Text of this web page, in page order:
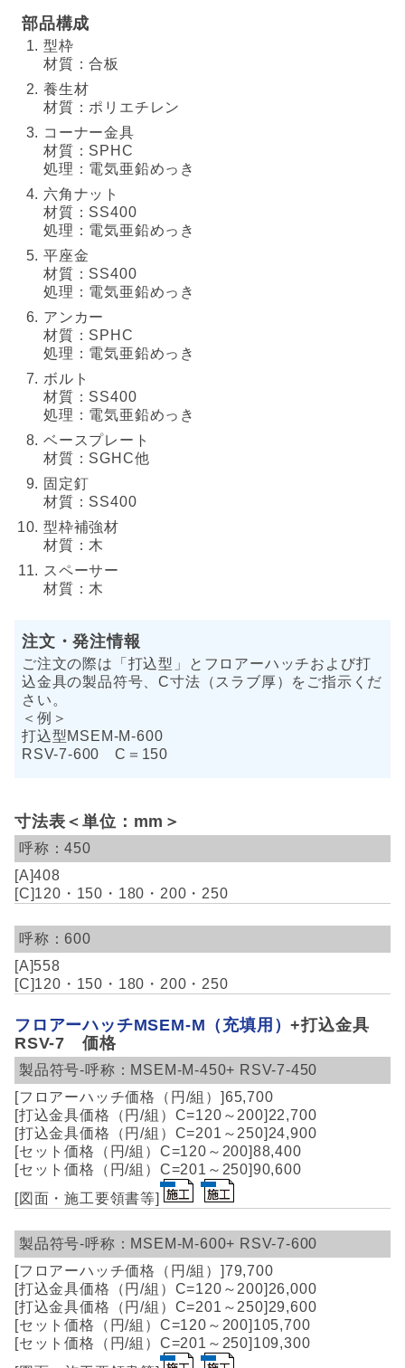
部品構成
型枠
材質：合板
養生材
材質：ポリエチレン
コーナー金具
材質：SPHC
処理：電気亜鉛めっき
六角ナット
材質：SS400
処理：電気亜鉛めっき
平座金
材質：SS400
処理：電気亜鉛めっき
アンカー
材質：SPHC
処理：電気亜鉛めっき
ボルト
材質：SS400
処理：電気亜鉛めっき
ベースプレート
材質：SGHC他
固定釘
材質：SS400
型枠補強材
材質：木
スペーサー
材質：木
注文・発注情報
ご注文の際は「打込型」とフロアーハッチおよび打
込金具の製品符号、C寸法（スラブ厚）をご指示くだ
さい。
＜例＞
打込型MSEM-M-600
RSV-7-600 C＝150
寸法表＜単位：mm＞
450
408
120・150・180・200・250
600
558
120・150・180・200・250
フロアーハッチMSEM-M（充填用）+打込金具
RSV-7 価格
MSEM-M-450+ RSV-7-450
65,700
22,700
24,900
88,400
90,600
MSEM-M-600+ RSV-7-600
79,700
26,000
29,600
105,700
109,300